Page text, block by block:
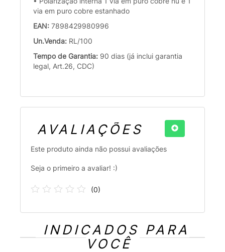
via em puro cobre estanhado
EAN: 7898429980996
Un.Venda: RL/100
Tempo de Garantia: 90 dias (já inclui garantia
legal, Art.26, CDC)
AVALIAÇÕES
Este produto ainda não possui avaliações
Seja o primeiro a avaliar! :)
(0)
INDICADOS PARA
VOCÊ